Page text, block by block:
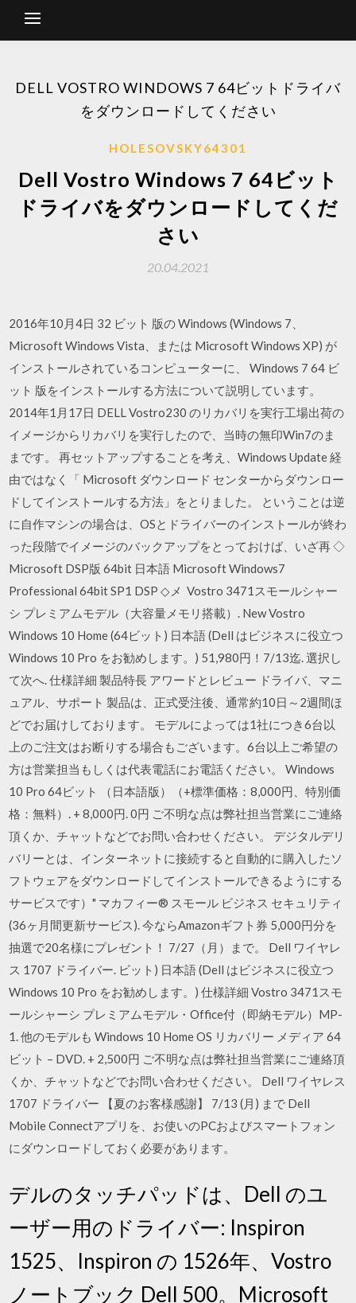
DELL VOSTRO WINDOWS 7 64ビットドライバ
をダウンロードしてください
HOLESOVSKY64301
Dell Vostro Windows 7 64ビット
ドライバをダウンロードしてくだ
さい
20.04.2021
2016年10月4日 32 ビット 版の Windows (Windows 7、
Microsoft Windows Vista、または Microsoft Windows XP) が
インストールされているコンピューターに、 Windows 7 64 ビ
ット 版をインストールする方法について説明しています。
2014年1月17日 DELL Vostro230 のリカバリを実行工場出荷の
イメージからリカバリを実行したので、当時の無印Win7のま
まです。 再セットアップすることを考え、Windows Update 経
由ではなく「 Microsoft ダウンロード センターからダウンロー
ドしてインストールする方法」をとりました。 ということは逆
に自作マシンの場合は、OSとドライバーのインストールが終わ
った段階でイメージのバックアップをとっておけば、いざ再 ◇
Microsoft DSP版 64bit 日本語 Microsoft Windows7
Professional 64bit SP1 DSP ◇メ Vostro 3471スモールシャー
シ プレミアムモデル（大容量メモリ搭載）. New Vostro
Windows 10 Home (64ビット) 日本語 (Dell はビジネスに役立つ
Windows 10 Pro をお勧めします。) 51,980円！7/13迄. 選択し
て次へ. 仕様詳細 製品特長 アワードとレビュー ドライバ、マニ
ュアル、サポート 製品は、正式受注後、通常約10日～2週間ほ
どでお届けしております。 モデルによっては1社につき6台以
上のご注文はお断りする場合もございます。6台以上ご希望の
方は営業担当もしくは代表電話にお電話ください。 Windows
10 Pro 64ビット （日本語版）（+標準価格：8,000円、特別価
格：無料）. + 8,000円. 0円 ご不明な点は弊社担当営業にご連絡
頂くか、チャットなどでお問い合わせください。 デジタルデリ
バリーとは、インターネットに接続すると自動的に購入したソ
フトウェアをダウンロードしてインストールできるようにする
サービスです）" マカフィー® スモール ビジネス セキュリティ
(36ヶ月間更新サービス). 今ならAmazonギフト券 5,000円分を
抽選で20名様にプレゼント！ 7/27（月）まで。 Dell ワイヤレ
ス 1707 ドライバー. ビット) 日本語 (Dell はビジネスに役立つ
Windows 10 Pro をお勧めします。) 仕様詳細 Vostro 3471スモ
ールシャーシ プレミアムモデル・Office付（即納モデル）MP-
1. 他のモデルも Windows 10 Home OS リカバリー メディア 64
ビット – DVD. + 2,500円 ご不明な点は弊社担当営業にご連絡頂
くか、チャットなどでお問い合わせください。 Dell ワイヤレス
1707 ドライバー 【夏のお客様感謝】 7/13 (月) まで Dell
Mobile Connectアプリを、お使いのPCおよびスマートフォン
にダウンロードしておく必要があります。
デルのタッチパッドは、Dell のユ
ーザー用のドライバー: Inspiron
1525、Inspiron の 1526年、Vostro
ノートブック Dell 500。Microsoft